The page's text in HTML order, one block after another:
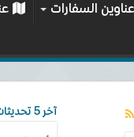
عناوين السفارات
آخر 5 تحديثات